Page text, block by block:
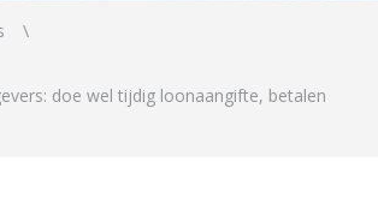
doe wel tijdig loonaangifte, betalen